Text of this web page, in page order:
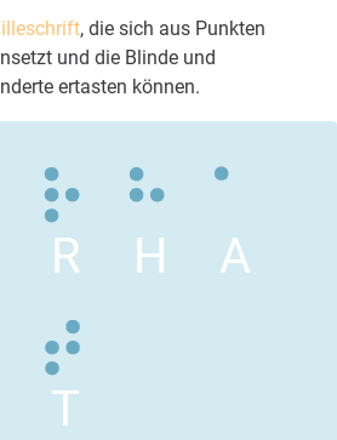
, die sich aus Punkten
und die Blinde und
ertasten können.
R H A
T